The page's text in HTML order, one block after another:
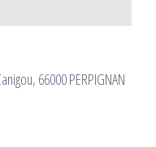
66000 PERPIGNAN